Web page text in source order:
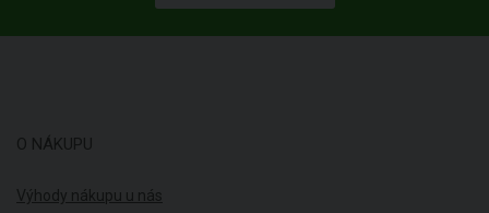
O NÁKUPU
Výhody nákupu u nás